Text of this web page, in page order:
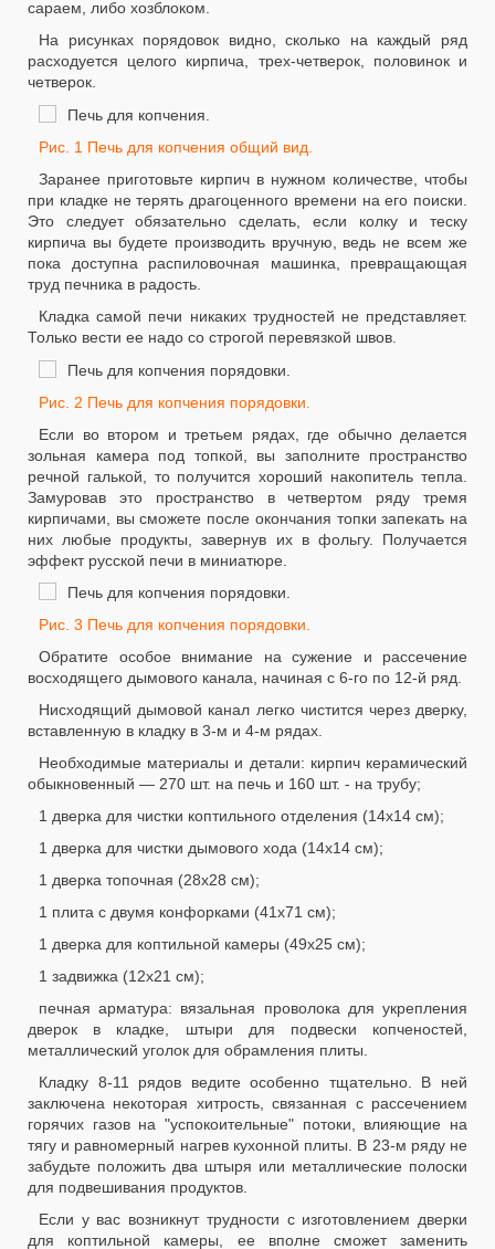
сараем, либо хозблоком.
На рисунках порядовок видно, сколько на каждый ряд
расходуется целого кирпича, трех-четверок, половинок и
четверок.
Рис. 1 Печь для копчения общий вид.
Заранее приготовьте кирпич в нужном количестве, чтобы
при кладке не терять драгоценного времени на его поиски.
Это следует обязательно сделать, если колку и теску
кирпича вы будете производить вручную, ведь не всем же
пока доступна распиловочная машинка, превращающая
труд печника в радость.
Кладка самой печи никаких трудностей не представляет.
Только вести ее надо со строгой перевязкой швов.
Рис. 2 Печь для копчения порядовки.
Если во втором и третьем рядах, где обычно делается
зольная камера под топкой, вы заполните пространство
речной галькой, то получится хороший накопитель тепла.
Замуровав это пространство в четвертом ряду тремя
кирпичами, вы сможете после окончания топки запекать на
них любые продукты, завернув их в фольгу. Получается
эффект русской печи в миниатюре.
Рис. 3 Печь для копчения порядовки.
Обратите особое внимание на сужение и рассечение
восходящего дымового канала, начиная с 6-го по 12-й ряд.
Нисходящий дымовой канал легко чистится через дверку,
вставленную в кладку в 3-м и 4-м рядах.
Необходимые материалы и детали: кирпич керамический
обыкновенный — 270 шт. на печь и 160 шт. - на трубу;
1 дверка для чистки коптильного отделения (14x14 см);
1 дверка для чистки дымового хода (14x14 см);
1 дверка топочная (28x28 см);
1 плита с двумя конфорками (41x71 см);
1 дверка для коптильной камеры (49x25 см);
1 задвижка (12x21 см);
печная арматура: вязальная проволока для укрепления
дверок в кладке, штыри для подвески копченостей,
металлический уголок для обрамления плиты.
Кладку 8-11 рядов ведите особенно тщательно. В ней
заключена некоторая хитрость, связанная с рассечением
горячих газов на "успокоительные" потоки, влияющие на
тягу и равномерный нагрев кухонной плиты. В 23-м ряду не
забудьте положить два штыря или металлические полоски
для подвешивания продуктов.
Если у вас возникнут трудности с изготовлением дверки
для коптильной камеры, ее вполне сможет заменить